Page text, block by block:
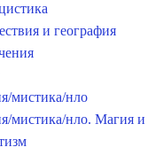
и география
мистика/нло
мистика/нло. Магия и